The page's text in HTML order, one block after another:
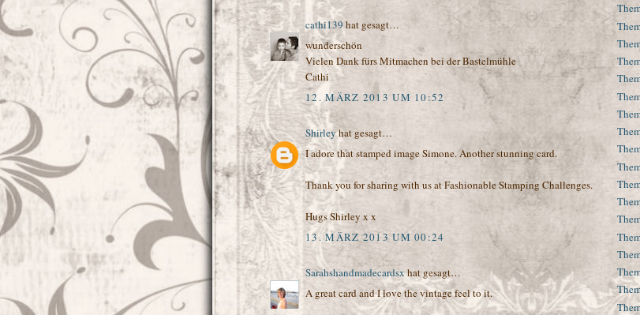
cathi139 hat gesagt…
wunderschön
Vielen Dank fürs Mitmachen bei der Bastelmühle
Cathi
12. MÄRZ 2013 UM 10:52
Shirleyhat gesagt…
I adore that stamped image Simone. Another stunning card.
Thank you for sharing with us at Fashionable Stamping Challenges.
Hugs Shirley x x
13. MÄRZ 2013 UM 00:24
Sarahshandmadecardsxhat gesagt…
A great card and I love the vintage feel to it.